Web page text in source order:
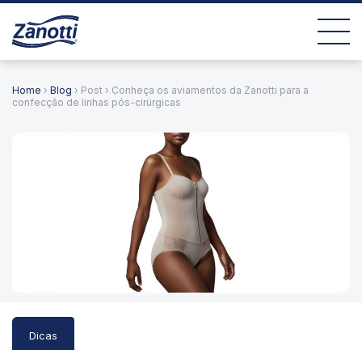
Home › Blog › Post › Conheça os aviamentos da Zanotti para a
confecção de linhas pós-cirúrgicas
Dicas